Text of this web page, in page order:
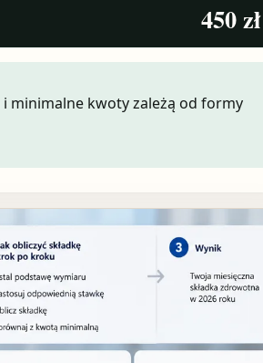
450 zł
minimalne kwoty zależą od formy